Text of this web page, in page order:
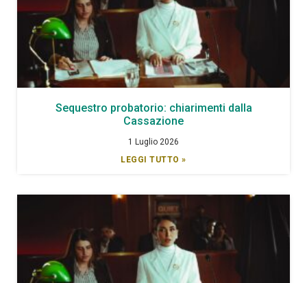
Sequestro probatorio: chiarimenti dalla
Cassazione
1 Luglio 2026
LEGGI TUTTO »